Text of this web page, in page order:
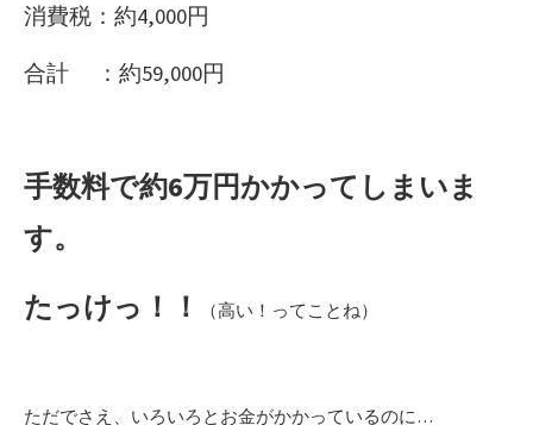
消費税：約4,000円
合計 ：約59,000円
手数料で約6万円かかってしまいま
す。
たっけっ！！
（高い！ってことね）
ただでさえ、いろいろとお金がかかっているのに…